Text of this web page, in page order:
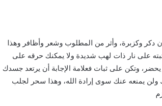
وكزبرة، وأثر من المطلوب وشعر وأظافر وهذا
على نار ذات لهب شديدة ولا يمكنك حرقه على
وتكن على ثبات فعلامة الإجابة أن يرتعد جسدك
يمنعه عنك سوى إرادة الله، وهذا سحر لجلب